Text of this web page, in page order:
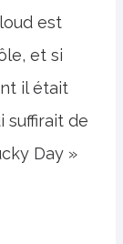
est
et si
il était
suffirait de
Day »